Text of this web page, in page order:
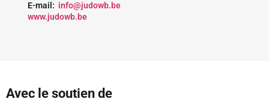
E-mail: info@judowb.be
www.judowb.be
Avec le soutien de